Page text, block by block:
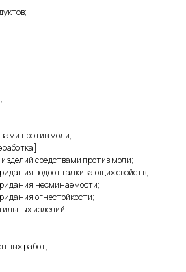
против моли;
средствами против моли;
водоотталкивающих свойств;
несминаемости;
огнестойкости;
изделий;
работ;